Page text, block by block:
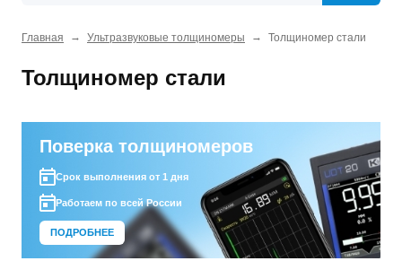
Главная → Ультразвуковые толщиномеры → Толщиномер стали
Толщиномер стали
Поверка толщиномеров
Срок выполнения от 1 дня
Работаем по всей России
ПОДРОБНЕЕ